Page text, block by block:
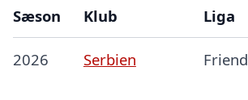
Sæson Klub Liga
2026 Serbien